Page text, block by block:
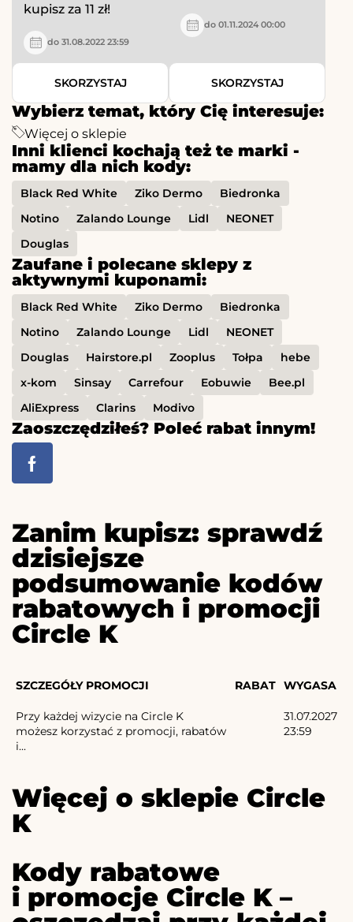
Wybierz temat, który Cię interesuje:
Więcej o sklepie
Inni klienci kochają też te marki -
mamy dla nich kody:
Black Red White Ziko Dermo
Biedronka
Notino
Zalando Lounge Lidl
NEONET
Douglas
Zaufane i polecane sklepy z
aktywnymi kuponami:
Black Red White Ziko Dermo
Biedronka
Notino
Zalando Lounge Lidl
NEONET
Douglas
Hairstore.pl Zooplus Tołpa
hebe
x-kom
Sinsay Carrefour Eobuwie
Bee.pl
AliExpress
Clarins Modivo
Zaoszczędziłeś? Poleć rabat innym!
kupisz za 11 zł!
do 31.08.2022 23:59
SKORZYSTAJ
do 01.11.2024 00:00
SKORZYSTAJ
Zanim kupisz: sprawdź
dzisiejsze
podsumowanie kodów
rabatowych i promocji
Circle K
SZCZEGÓŁY PROMOCJI RABAT WYGASA
Przy każdej wizycie na Circle K
możesz korzystać z promocji, rabatów
i...
31.07.2027
23:59
Więcej o sklepie Circle
K
Kody rabatowe
i promocje Circle K –